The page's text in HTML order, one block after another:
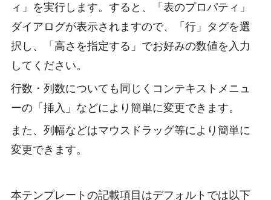
ィ」を実行します。すると、「表のプロパティ」
ダイアログが表示されますので、「行」タグを選
択し、「高さを指定する」でお好みの数値を入力
してください。
行数・列数についても同じくコンテキストメニュ
ーの「挿入」などにより簡単に変更できます。
また、列幅などはマウスドラッグ等により簡単に
変更できます。
本テンプレートの記載項目はデフォルトでは以下